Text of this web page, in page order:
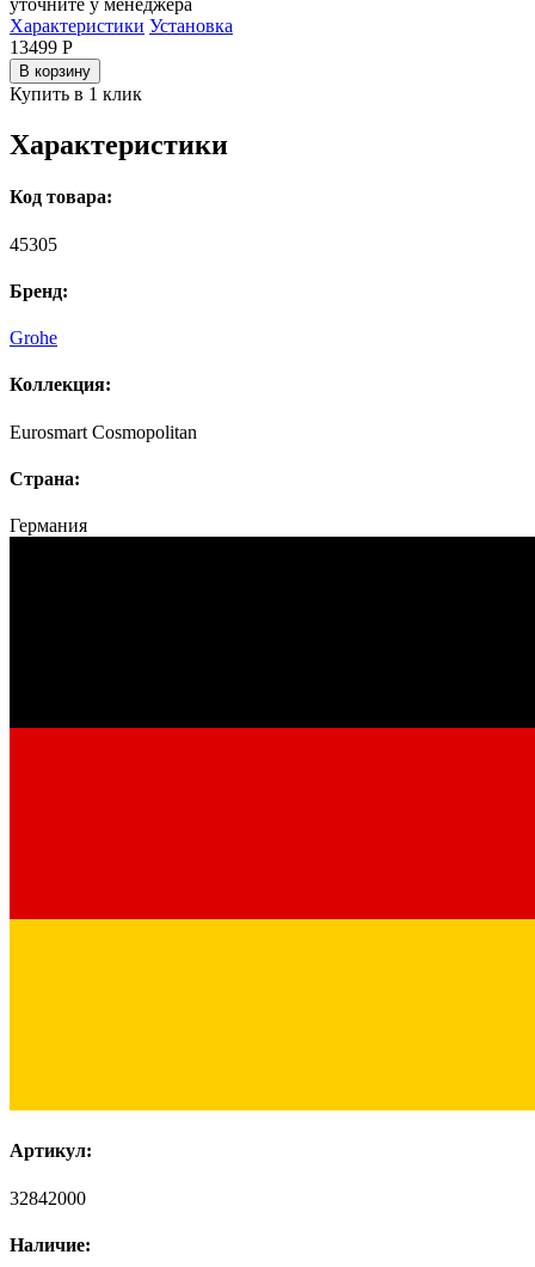
уточните у менеджера
Характеристики Установка
13499 Р
В корзину
Купить в 1 клик
Характеристики
Код товара:
45305
Бренд:
Grohe
Коллекция:
Eurosmart Cosmopolitan
Страна:
Германия
Артикул:
32842000
Наличие: